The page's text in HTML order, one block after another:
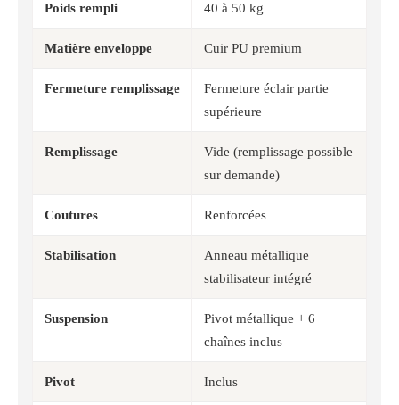
Poids rempli 40 à 50 kg
Matière enveloppe Cuir PU premium
Fermeture remplissage
Fermeture éclair partie
supérieure
Remplissage
Vide (remplissage possible
sur demande)
Coutures Renforcées
Stabilisation
Anneau métallique
stabilisateur intégré
Suspension
Pivot métallique + 6
chaînes inclus
Pivot Inclus